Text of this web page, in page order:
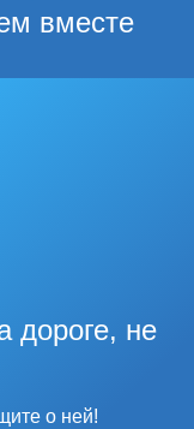
вместе
дороге, не
о ней!